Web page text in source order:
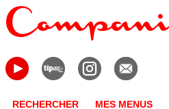
RECHERCHER MES MENUS